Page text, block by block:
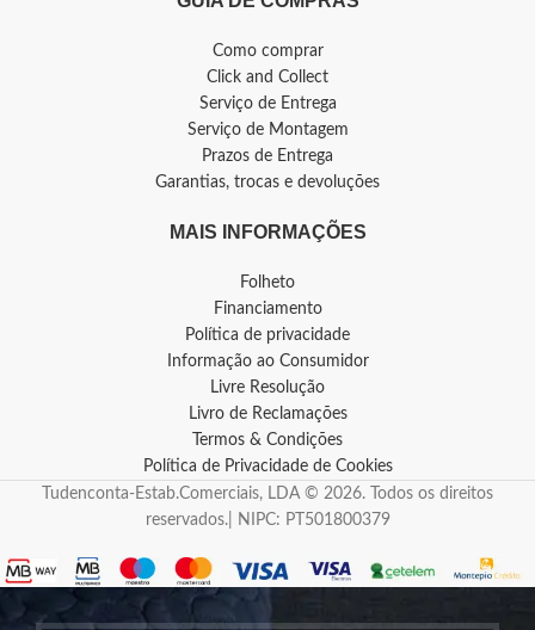
Como comprar
Click and Collect
Serviço de Entrega
Serviço de Montagem
Prazos de Entrega
Garantias, trocas e devoluções
MAIS INFORMAÇÕES
Folheto
Financiamento
Política de privacidade
Informação ao Consumidor
Livre Resolução
Livro de Reclamações
Termos & Condições
Política de Privacidade de Cookies
Tudenconta-Estab.Comerciais, LDA © 2026. Todos os direitos
reservados.| NIPC: PT501800379